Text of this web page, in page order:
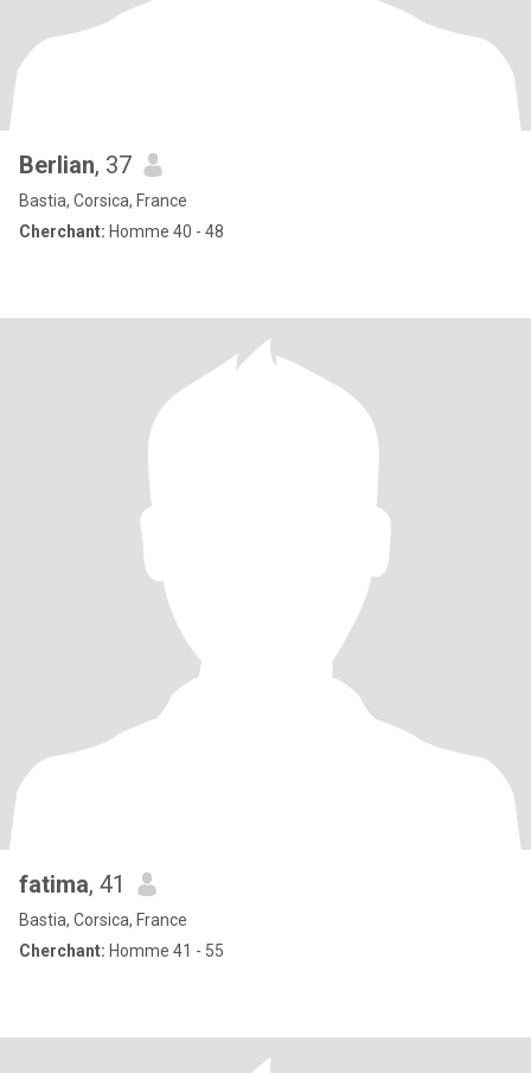
Berlian, 37
Bastia, Corsica, France
Cherchant: Homme 40 - 48
fatima, 41
Bastia, Corsica, France
Cherchant: Homme 41 - 55